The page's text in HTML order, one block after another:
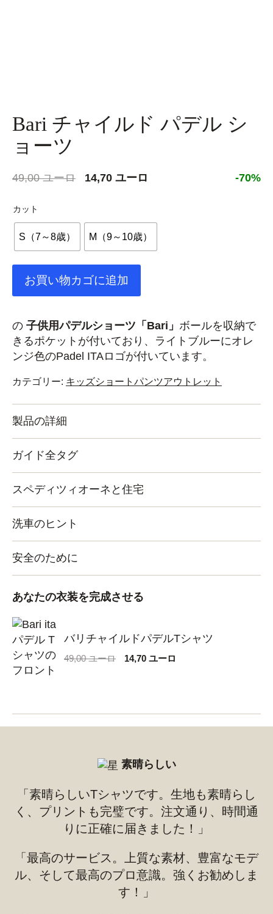
Bari チャイルド パデル シ
ョーツ
49,00 ユーロ
元
格
は
49,00 €
し
た。
14,70 ユーロ
価
は
-70%
カット
S（7～8歳） M（9～10歳）
お買い物カゴに追加
の 子供用パデルショーツ「Bari」 ボールを収納で
きるポケットが付いており、ライトブルーにオレ
ンジ色のPadel ITAロゴが付いています。
カテゴリー: キッズショートパンツアウトレット
製品の詳細
ガイド全タグ
スペディツィオーネと住宅
洗車のヒント
安全のために
あなたの衣装を完成させる
バリチャイルドパデルTシャツ
49,00 ユーロ
元
た。
14,70 ユーロ
素晴らしい
「素晴らしいTシャツです。生地も素晴らし
く、プリントも完璧です。注文通り、時間通
りに正確に届きました！」
「最高のサービス。上質な素材、豊富なモデ
ル、そして最高のプロ意識。強くお勧めしま
す！」